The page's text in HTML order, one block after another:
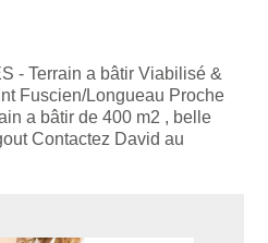
- Terrain a bâtir Viabilisé &
Fuscien/Longueau Proche
a bâtir de 400 m2 , belle
Contactez David au